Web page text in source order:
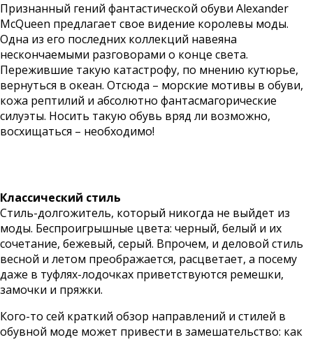
Признанный гений фантастической обуви Alexander
McQueen предлагает свое видение королевы моды.
Одна из его последних коллекций навеяна
нескончаемыми разговорами о конце света.
Пережившие такую катастрофу, по мнению кутюрье,
вернуться в океан. Отсюда – морские мотивы в обуви,
кожа рептилий и абсолютно фантасмагорические
силуэты. Носить такую обувь вряд ли возможно,
восхищаться – необходимо!
Классический стиль
Стиль-долгожитель, который никогда не выйдет из
моды. Беспроигрышные цвета: черный, белый и их
сочетание, бежевый, серый. Впрочем, и деловой стиль
весной и летом преображается, расцветает, а посему
даже в туфлях-лодочках приветствуются ремешки,
замочки и пряжки.
Кого-то сей краткий обзор направлений и стилей в
обувной моде может привести в замешательство: как